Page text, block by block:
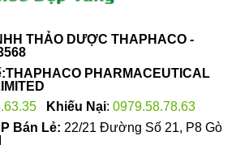
THẢO DƯỢC THAPHACO -
PHARMACEUTICAL
Khiếu Nại: 0979.58.78.63
Bán Lẻ: 22/21 Đường Số 21, P8 Gò